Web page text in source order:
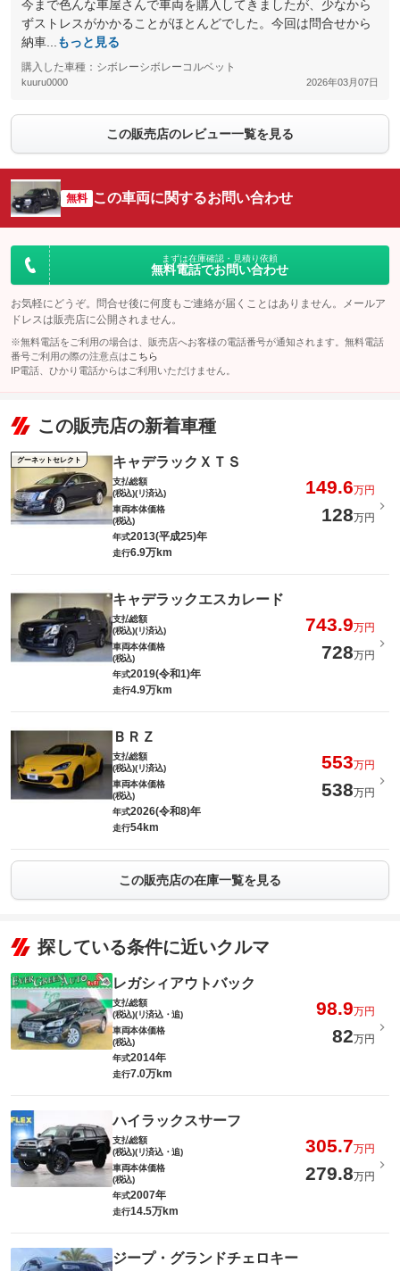
今まで色んな車屋さんで車両を購入してきましたが、少なから
ずストレスがかかることがほとんどでした。今回は問合せから
納車...
もっと見る
購入した車種：シボレーシボレーコルベット
kuuru0000 2026年03月07日
この販売店のレビュー一覧を見る
無料 この車両に関するお問い合わせ
まずは在庫確認・見積り依頼
無料電話でお問い合わせ
お気軽にどうぞ。問合せ後に何度もご連絡が届くことはありません。メールア
ドレスは販売店に公開されません。
※無料電話をご利用の場合は、販売店へお客様の電話番号が通知されます。無料電話
番号ご利用の際の注意点は こちら
IP電話、ひかり電話からはご利用いただけません。
この販売店の新着車種
グーネットセレクト キャデラックＸＴＳ
支払総額
(税込)(リ済込)
149.6万円
車両本体価格
(税込)
128万円
年式2013(平成25)年
走行6.9万km
キャデラックエスカレード
支払総額
(税込)(リ済込)
743.9万円
車両本体価格
(税込)
728万円
年式2019(令和1)年
走行4.9万km
ＢＲＺ
支払総額
(税込)(リ済込)
553万円
車両本体価格
(税込)
538万円
年式2026(令和8)年
走行54km
この販売店の在庫一覧を見る
探している条件に近いクルマ
レガシィアウトバック
支払総額
(税込)(リ済込・追)
98.9万円
車両本体価格
(税込)
82万円
年式2014年
走行7.0万km
ハイラックスサーフ
支払総額
(税込)(リ済込・追)
305.7万円
車両本体価格
(税込)
279.8万円
年式2007年
走行14.5万km
ジープ・グランドチェロキー